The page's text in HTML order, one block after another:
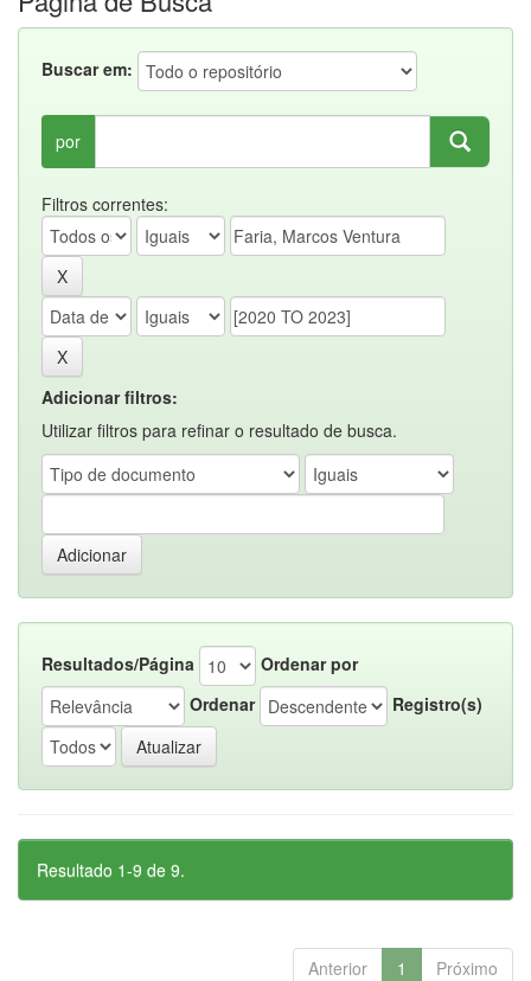
Buscar em:
por
Filtros correntes:
Adicionar filtros:
Utilizar filtros para refinar o resultado de busca.
Resultados/Página
Ordenar por
Ordenar
Registro(s)
Resultado 1-9 de 9.
Anterior 1 Próximo